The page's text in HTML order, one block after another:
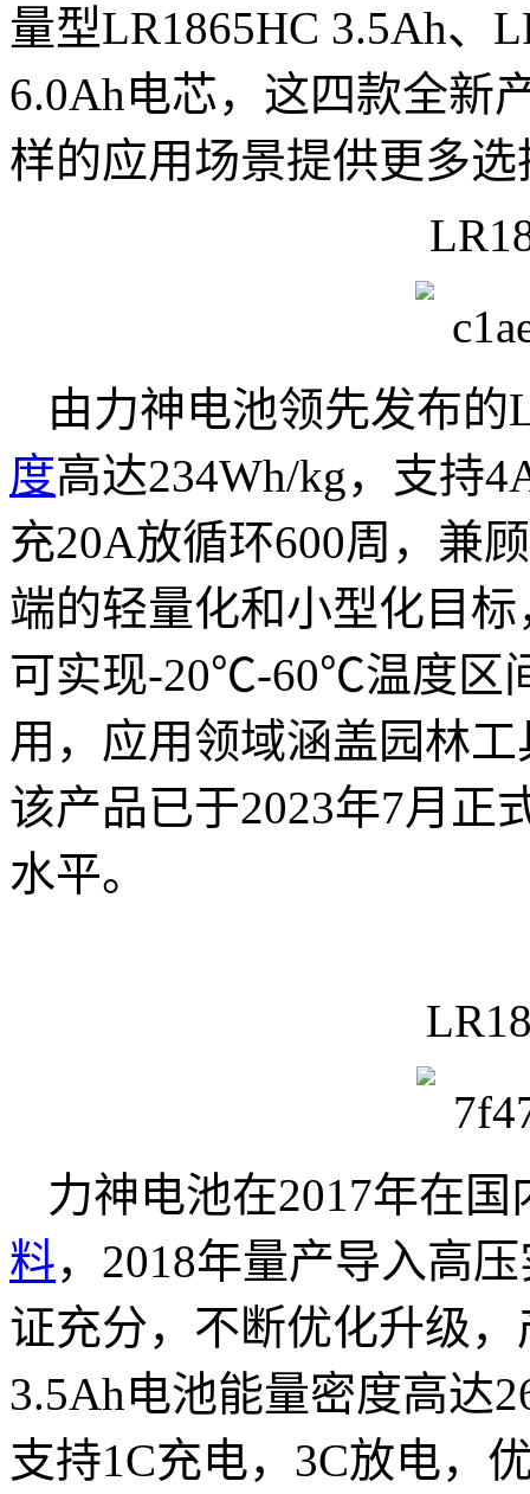
量型LR1865HC 3.5Ah、
6.0Ah电芯，这四款全新
样的应用场景提供更多选
由力神电池领先发布的
度高达234Wh/kg，支持
充20A放循环600周，兼
端的轻量化和小型化目
可实现-20℃-60℃温度区
用，应用领域涵盖园林
该产品已于2023年7月正
水平。
力神电池在2017年在
料，2018年量产导入高
证充分，不断优化升级
3.5Ah电池能量密度高达
支持1C充电，3C放电，